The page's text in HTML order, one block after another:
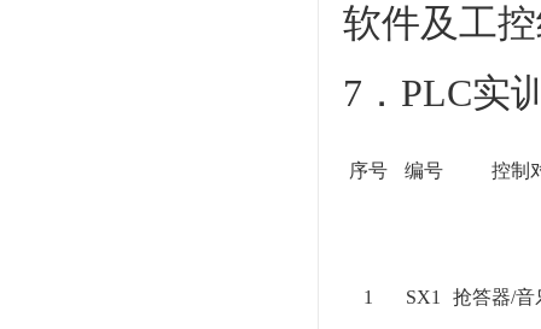
软件及工
7．PLC实
序号 编号 控制
1 SX1 抢答器/音